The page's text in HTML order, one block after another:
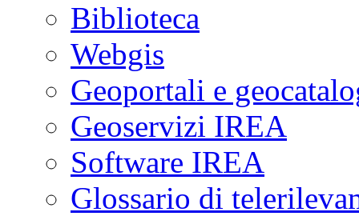
Biblioteca
Webgis
Geoportali e
Geoservizi IREA
Software IREA
Glossario di